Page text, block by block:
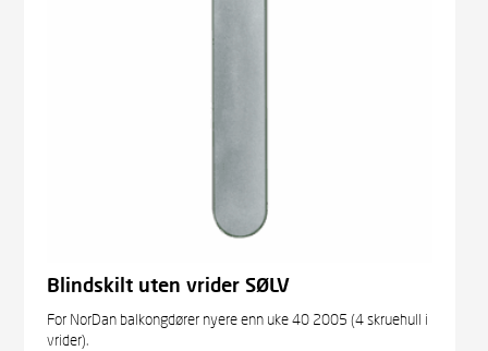
Blindskilt uten vrider SØLV
For NorDan balkongdører nyere enn uke 40 2005 (4 skruehull i
vrider).